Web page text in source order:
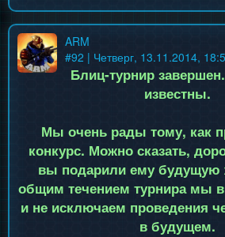
ARM
#92 | Четверг, 13.11.2014,
Блиц-турнир завершен.
известны.
Мы очень рады тому, как
конкурс. Можно сказать,
вы подарили ему будущую
общим течением турнира мы
и не исключаем проведения
в будущем.